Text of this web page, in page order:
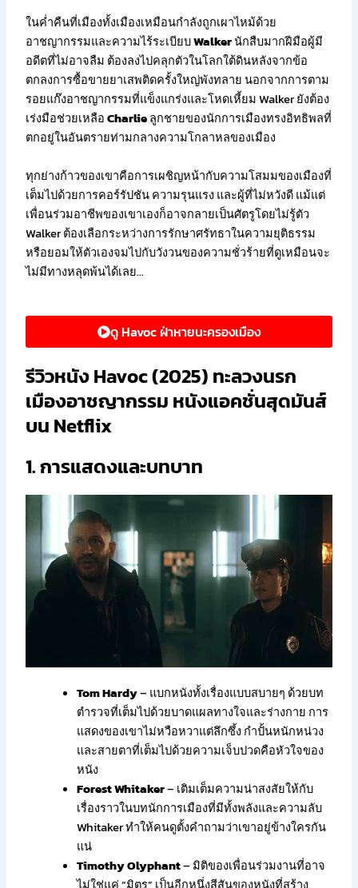
ในค่ำคืนที่เมืองทั้งเมืองเหมือนกำลังถูกเผาไหม้ด้วย
อาชญากรรมและความไร้ระเบียบWalkerนักสืบมากฝีมือผู้มี
อดีตที่ไม่อาจลืม ต้องลงไปคลุกตัวในโลกใต้ดินหลังจากข้อ
ตกลงการซื้อขายยาเสพติดครั้งใหญ่พังทลาย นอกจากการตาม
รอยแก๊งอาชญากรรมที่แข็งแกร่งและโหดเหี้ยม Walker ยังต้อง
เร่งมือช่วยเหลือCharlieลูกชายของนักการเมืองทรงอิทธิพลที่
ตกอยู่ในอันตรายท่ามกลางความโกลาหลของเมือง
ทุกย่างก้าวของเขาคือการเผชิญหน้ากับความโสมมของเมืองที่
เต็มไปด้วยการคอร์รัปชัน ความรุนแรง และผู้ที่ไม่หวังดี แม้แต่
เพื่อนร่วมอาชีพของเขาเองก็อาจกลายเป็นศัตรูโดยไม่รู้ตัว
Walker ต้องเลือกระหว่างการรักษาศรัทธาในความยุติธรรม
หรือยอมให้ตัวเองจมไปกับวังวนของความชั่วร้ายที่ดูเหมือนจะ
ไม่มีทางหลุดพ้นได้เลย…
ดู Havoc ฝ่าหายนะครองเมือง
รีวิวหนัง Havoc (2025) ทะลวงนรก
เมืองอาชญากรรม หนังแอคชั่นสุดมันส์
บน Netflix
1. การแสดงและบทบาท
Tom Hardy– แบกหนังทั้งเรื่องแบบสบายๆ ด้วยบท
ตำรวจที่เต็มไปด้วยบาดแผลทางใจและร่างกาย การ
แสดงของเขาไม่หวือหวาแต่ลึกซึ้ง กำปั้นหนักหน่วง
และสายตาที่เต็มไปด้วยความเจ็บปวดคือหัวใจของ
หนัง
Forest Whitaker– เติมเต็มความน่าสงสัยให้กับ
เรื่องราวในบทนักการเมืองที่มีทั้งพลังและความลับ
Whitaker ทำให้คนดูตั้งคำถามว่าเขาอยู่ข้างใครกัน
แน่
Timothy Olyphant– มิติของเพื่อนร่วมงานที่อาจ
ไม่ใช่แค่ “มิตร” เป็นอีกหนึ่งสีสันของหนังที่สร้าง